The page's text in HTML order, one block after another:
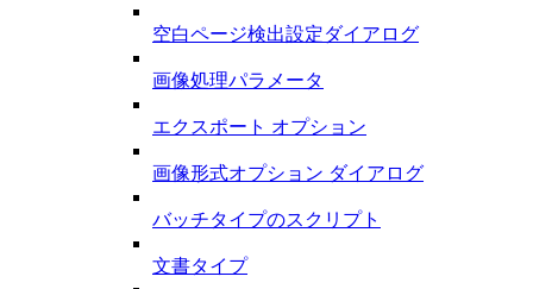
空白ページ検出設定ダイアログ
画像処理パラメータ
エクスポート オプション
画像形式オプション ダイアログ
バッチタイプのスクリプト
文書タイプ